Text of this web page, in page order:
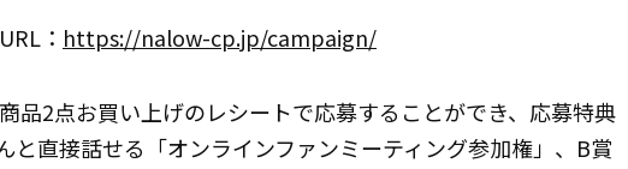
： https://nalow-cp.jp/campaign/
品2点お買い上げのレシートで応募することができ、応募特典
と直接話せる「オンラインファンミーティング参加権」、B賞